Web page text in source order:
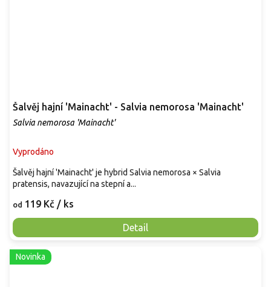
Šalvěj hajní 'Mainacht' - Salvia nemorosa 'Mainacht'
Salvia nemorosa 'Mainacht'
Vyprodáno
od 119 Kč / ks
Detail
Šalvěj hajní 'Mainacht' je hybrid Salvia nemorosa × Salvia
pratensis, navazující na stepní a...
Novinka